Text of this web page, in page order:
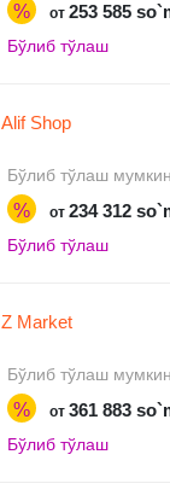
% от 253 585
Бўлиб тўлаш
Alif Shop
Бўлиб тўлаш мумкин
% от 234 312
Бўлиб тўлаш
Z Market
Бўлиб тўлаш мумкин
% от 361 883
Бўлиб тўлаш